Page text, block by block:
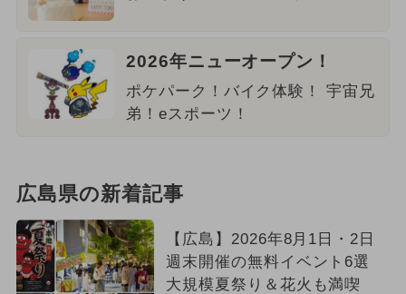
2026年ニューオープン！
ポケパーク！バイク体験！ 宇宙兄
弟！eスポーツ！
広島県の新着記事
【広島】2026年8月1日・2日
週末開催の無料イベント6選
大規模夏祭り＆花火も満喫